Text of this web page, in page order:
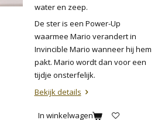
water en zeep.
De ster is een Power-Up
waarmee Mario verandert in
Invincible Mario wanneer hij hem
pakt. Mario wordt dan voor een
tijdje onsterfelijk.
Bekijk details
In winkelwagen